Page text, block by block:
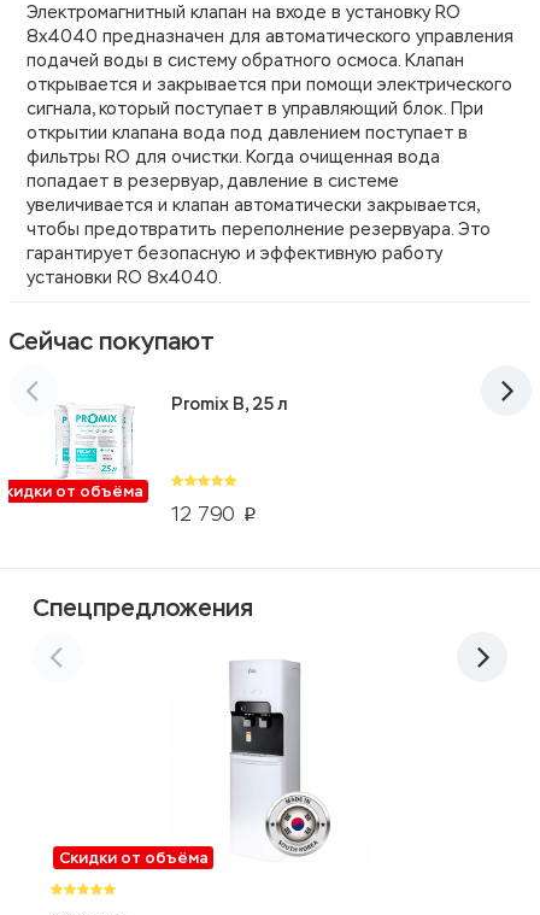
Электромагнитный клапан на входе в установку RO
8x4040 предназначен для автоматического управления
подачей воды в систему обратного осмоса. Клапан
открывается и закрывается при помощи электрического
сигнала, который поступает в управляющий блок. При
открытии клапана вода под давлением поступает в
фильтры RO для очистки. Когда очищенная вода
попадает в резервуар, давление в системе
увеличивается и клапан автоматически закрывается,
чтобы предотвратить переполнение резервуара. Это
гарантирует безопасную и эффективную работу
установки RO 8x4040.
Сейчас покупают
от объёма
12 790 p
Promix B, 25 л
Спецпредложения
Скидки от объёма